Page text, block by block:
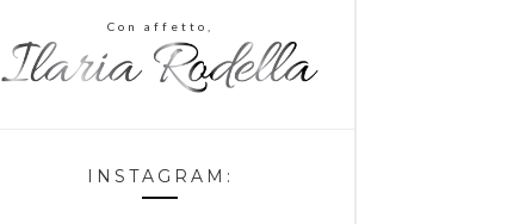
Con affetto,
INSTAGRAM: